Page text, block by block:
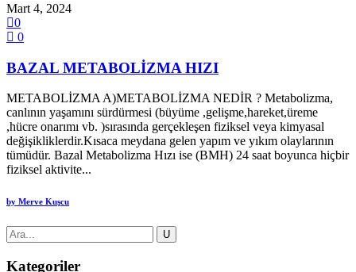
Mart 4, 2024
0
0
BAZAL METABOLİZMA HIZI
METABOLİZMA A)METABOLİZMA NEDİR ? Metabolizma,
canlının yaşamını sürdürmesi (büyüme ,gelişme,hareket,üreme
,hücre onarımı vb. )sırasında gerçekleşen fiziksel veya kimyasal
değişikliklerdir.Kısaca meydana gelen yapım ve yıkım olaylarının
tümüdür. Bazal Metabolizma Hızı ise (BMH) 24 saat boyunca hiçbir
fiziksel aktivite...
by Merve Kuşcu
Kategoriler